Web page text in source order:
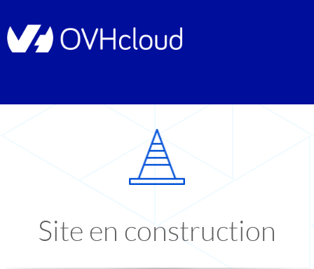
Site en construction